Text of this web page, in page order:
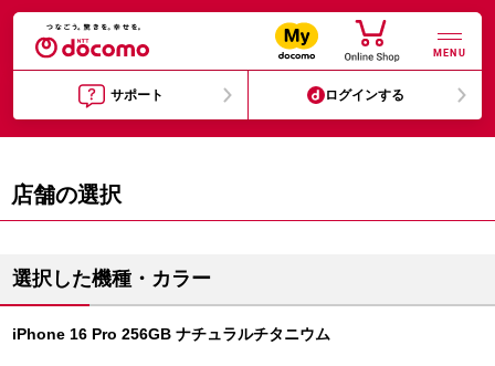
MENU
サポート ログインする
店舗の選択
選択した機種・カラー
iPhone 16 Pro 256GB ナチュラルチタニウム